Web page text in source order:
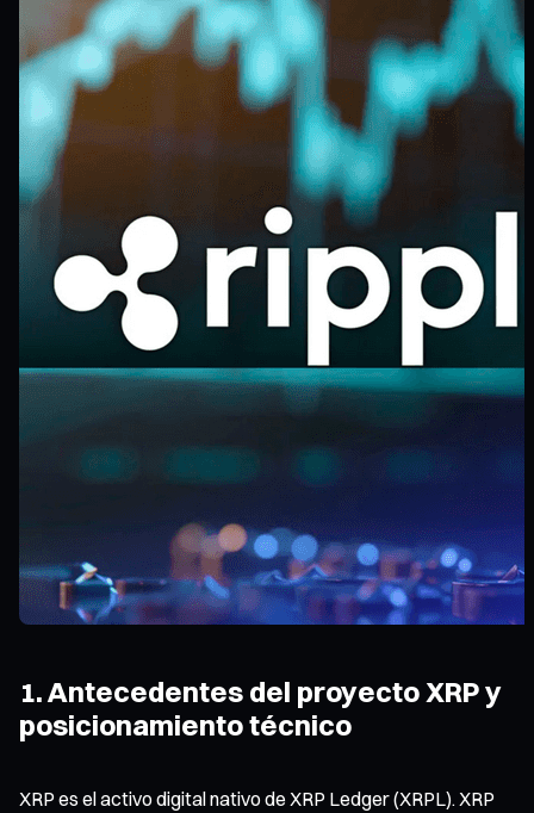
1. Antecedentes del proyecto XRP y
posicionamiento técnico
XRP es el activo digital nativo de XRP Ledger (XRPL). XRP